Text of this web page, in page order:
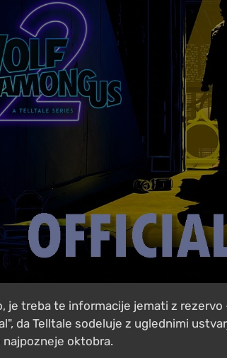
je treba te informacije jemati z
da Telltale sodeluje z uglednimi
najpozneje oktobra.